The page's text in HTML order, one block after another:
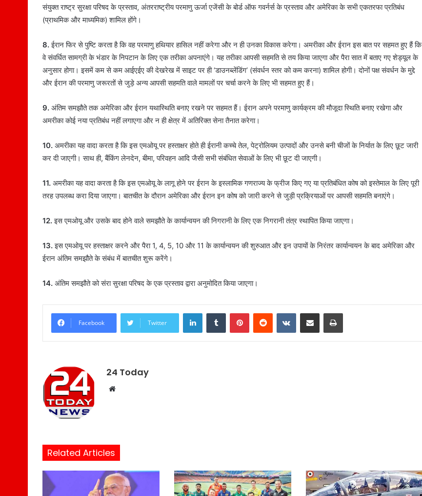
संयुक्त राष्ट्र सुरक्षा परिषद के प्रस्ताव, अंतरराष्ट्रीय परमाणु ऊर्जा एजेंसी के बोर्ड ऑफ गवर्नर्स के प्रस्ताव और अमेरिका के सभी एकतरफा प्रतिबंध
(प्राथमिक और माध्यमिक) शामिल होंगे।
8.ईरान फिर से पुष्टि करता है कि वह परमाणु हथियार हासिल नहीं करेगा और न ही उनका विकास करेगा। अमरीका और ईरान इस बात पर सहमत हुए हैं कि
वे संवर्धित सामग्री के भंडार के निपटान के लिए एक तरीका अपनाएंगे। यह तरीका आपसी सहमति से तय किया जाएगा और पैरा सात में बताए गए शेड्यूल के
अनुसार होगा। इसमें कम से कम आईएईए की देखरेख में साइट पर ही ‘डाउनब्लेंडिंग’ (संवर्धन स्तर को कम करना) शामिल होगी। दोनों पक्ष संवर्धन के मुद्दे
और ईरान की परमाणु जरूरतों से जुड़े अन्य आपसी सहमति वाले मामलों पर चर्चा करने के लिए भी सहमत हुए हैं।
9. अंतिम समझौते तक अमेरिका और ईरान यथास्थिति बनाए रखने पर सहमत हैं। ईरान अपने परमाणु कार्यक्रम की मौजूदा स्थिति बनाए रखेगा और
अमरीका कोई नया प्रतिबंध नहीं लगाएगा और न ही क्षेत्र में अतिरिक्त सेना तैनात करेगा।
10. अमरीका यह वादा करता है कि इस एमओयू पर हस्ताक्षर होते ही ईरानी कच्चे तेल, पेट्रोलियम उत्पादों और उनसे बनी चीजों के निर्यात के लिए छूट जारी
कर दी जाएगी। साथ ही, बैंकिंग लेनदेन, बीमा, परिवहन आदि जैसी सभी संबंधित सेवाओं के लिए भी छूट दी जाएगी।
11. अमरीका यह वादा करता है कि इस एमओयू के लागू होने पर ईरान के इस्लामिक गणराज्य के फ्रीज किए गए या प्रतिबंधित कोष को इस्तेमाल के लिए पूरी
तरह उपलब्ध करा दिया जाएगा। बातचीत के दौरान अमेरिका और ईरान इन कोष को जारी करने से जुड़ी प्रक्रियाओं पर आपसी सहमति बनाएंगे।
12.इस एमओयू और उसके बाद होने वाले समझौते के कार्यान्वयन की निगरानी के लिए एक निगरानी तंत्र स्थापित किया जाएगा।
13.इस एमओयू पर हस्ताक्षर करने और पैरा 1, 4, 5, 10 और 11 के कार्यान्वयन की शुरुआत और इन उपायों के निरंतर कार्यान्वयन के बाद अमेरिका और
ईरान अंतिम समझौते के संबंध में बातचीत शुरू करेंगे।
14. अंतिम समझौते को संरा सुरक्षा परिषद के एक प्रस्ताव द्वारा अनुमोदित किया जाएगा।
Facebook Twitter
24 Today
t
e
Related Articles